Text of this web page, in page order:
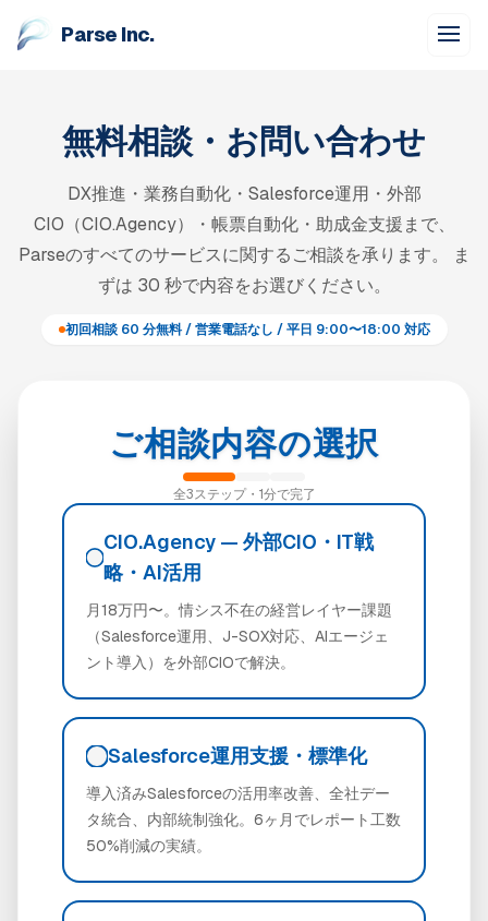
Parse Inc.
無料相談・お問い合わせ
DX推進・業務自動化・Salesforce運用・外部
CIO（CIO.Agency）・帳票自動化・助成金支援まで、
Parseのすべてのサービスに関するご相談を承ります。 ま
ずは 30 秒で内容をお選びください。
初回相談 60 分無料 / 営業電話なし / 平日 9:00〜18:00 対応
ご相談内容の選択
全3ステップ・1分で完了
CIO.Agency — 外部CIO・IT戦
略・AI活用
月18万円〜。情シス不在の経営レイヤー課題
（Salesforce運用、J-SOX対応、AIエージェ
ント導入）を外部CIOで解決。
Salesforce運用支援・標準化
導入済みSalesforceの活用率改善、全社デー
タ統合、内部統制強化。6ヶ月でレポート工数
50%削減の実績。